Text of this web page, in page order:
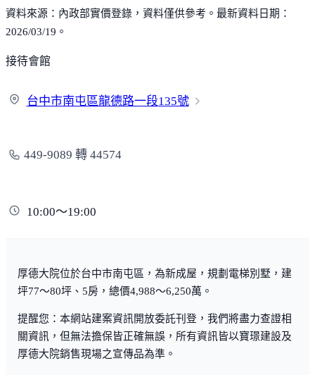
資料來源：內政部實價登錄，資料僅供參考。最新資料日期：
2026/03/19。
接待會館
台中市南屯區龍德路一段135號
449-9089 轉 44574
10:00～19:00
厚德大院位於台中市南屯區，為新成屋，規劃電梯別墅，建
坪77～80坪、5房，總價4,988～6,250萬。
提醒您：本網站建案資訊開放委託刊登，我們將盡力查證相
關資訊，但無法擔保皆正確無誤，所有資訊皆以寶璟建設及
厚德大院銷售現場之宣傳品為準。